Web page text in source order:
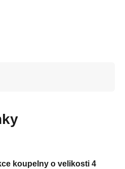
koupelny o velikosti 4